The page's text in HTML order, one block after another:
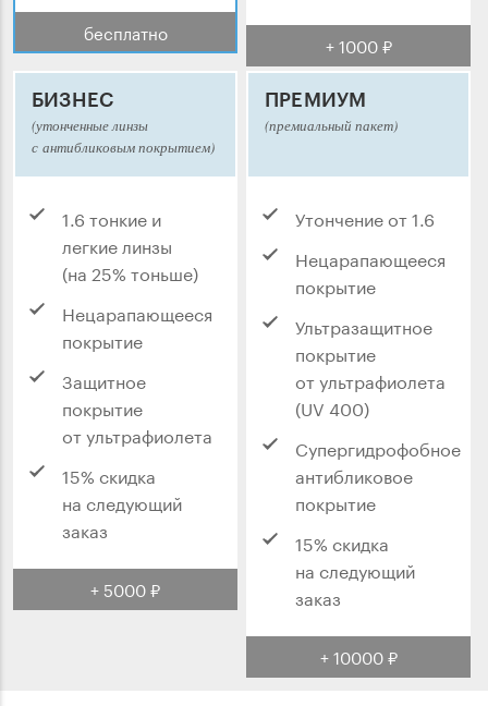
бесплатно + 1000 ₽
БИЗНЕС
(утонченные линзы
с антибликовым покрытием)
1.6 тонкие и
легкие линзы
(на 25% тоньше)
Нецарапающееся
покрытие
Защитное
покрытие
от ультрафиолета
15% скидка
на следующий
заказ
+ 5000 ₽
ПРЕМИУМ
(премиальный пакет)
Утончение от 1.6
Нецарапающееся
покрытие
Ультразащитное
покрытие
от ультрафиолета
(UV 400)
Супергидрофобное
антибликовое
покрытие
15% скидка
на следующий
заказ
+ 10000 ₽